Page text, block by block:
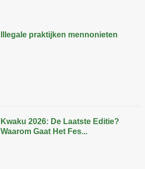
Illegale praktijken mennonieten
Kwaku 2026: De Laatste Editie?
Waarom Gaat Het Fes...